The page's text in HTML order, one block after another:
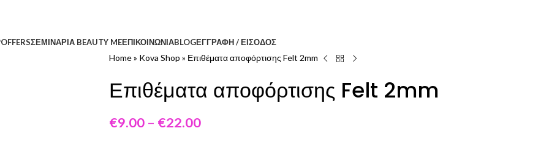
OFFERSΣΕΜΙΝΑΡΙΑ BEAUTY MEΕΠΙΚΟΙΝΩΝΊΑBLOGΕΓΓΡΑΦΉ / ΕΊΣΟΔΟΣ
Home» Kova Shop » Επιθέματα αποφόρτισης Felt 2mm
Επιθέματα αποφόρτισης Felt 2mm
€9.00 – €22.00